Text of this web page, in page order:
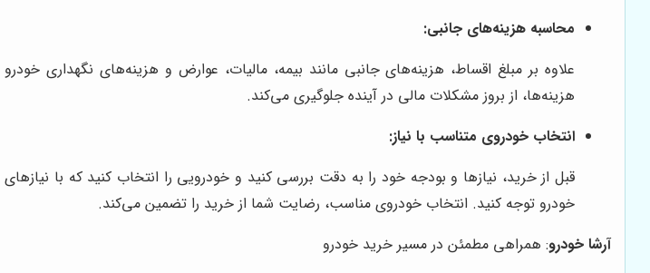
محاسبه هزینه‌های جانبی:
علاوه بر مبلغ اقساط، هزینه‌های جانبی مانند بیمه، مالیات، عوارض و هزینه‌های نگهداری
هزینه‌ها، از بروز مشکلات مالی در آینده جلوگیری می‌کند.
انتخاب خودروی متناسب با نیاز:
قبل از خرید، نیازها و بودجه خود را به دقت بررسی کنید و خودرویی را انتخاب کنید که با
خودرو توجه کنید. انتخاب خودروی مناسب، رضایت شما از خرید را تضمین می‌کند.
آرشا خودرو: همراهی مطمئن در مسیر خرید خودرو